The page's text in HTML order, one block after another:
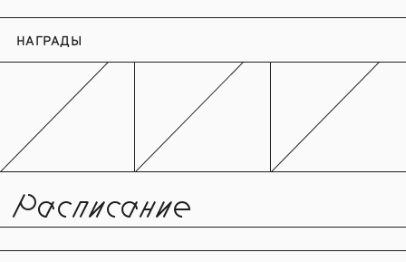
НАГРАДЫ
Расписание